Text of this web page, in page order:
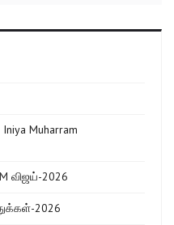
Muharram
விஜய்-2026
2026